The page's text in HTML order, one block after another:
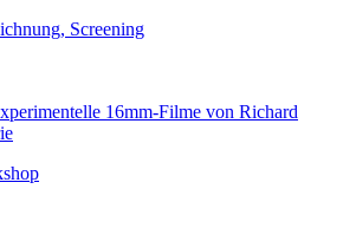
Screening
16mm-Filme von Richard